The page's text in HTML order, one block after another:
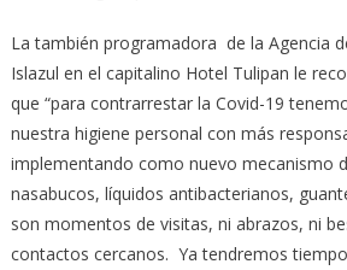
La también programadora de la Agencia
Islazul en el capitalino Hotel Tulipan le
que “para contrarrestar la Covid-19
nuestra higiene personal con más
implementando como nuevo mecanismo
nasabucos, líquidos antibacterianos,
son momentos de visitas, ni abrazos, ni
contactos cercanos. Ya tendremos